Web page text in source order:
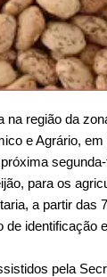
região da
e Agrário,
para os
a partir das
identificação
pela